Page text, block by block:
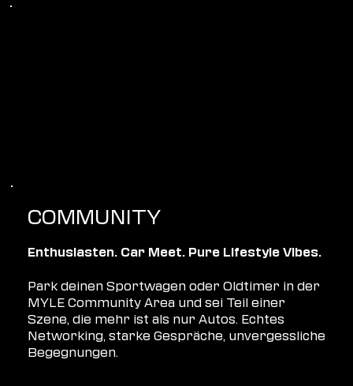
COMMUNITY
Enthusiasten. Car Meet. Pure Lifestyle Vibes.
Park deinen Sportwagen oder Oldtimer in der
MYLE Community Area und sei Teil einer
Szene, die mehr ist als nur Autos. Echtes
Networking, starke Gespräche, unvergessliche
Begegnungen.